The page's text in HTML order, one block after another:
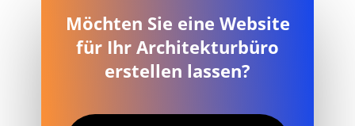
Möchten Sie eine Website
für Ihr Architekturbüro
erstellen lassen?